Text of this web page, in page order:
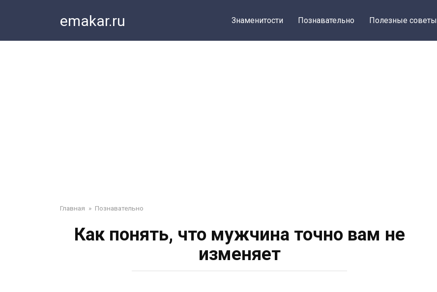
emakar.ru Знаменитости Познавательно Полезные советы
Главная » Познавательно
Как понять, что мужчина точно вам не
изменяет